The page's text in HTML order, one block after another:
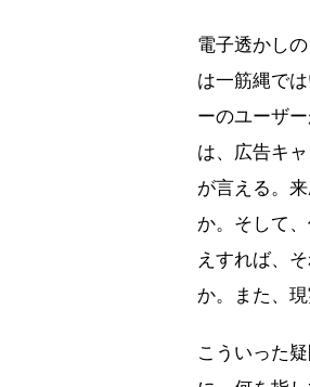
電子透かし
は一筋縄で
ーのユーザ
は、広告キ
が言える。
か。そして
えすれば、
か。また、
こういった